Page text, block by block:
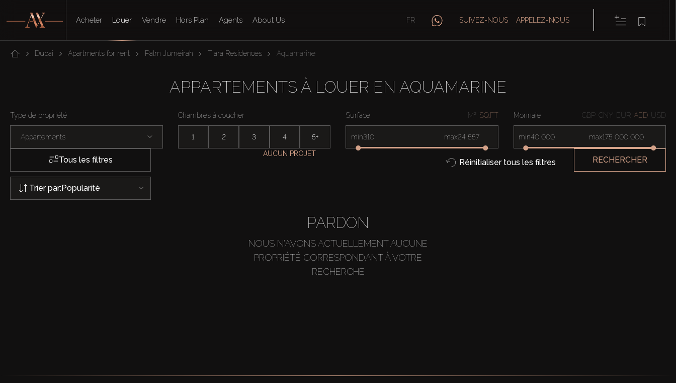
Acheter Louer Vendre Hors Plan Agents About Us FR SUIVEZ-NOUS APPELEZ-NOUS
Dubai Apartments for rent Palm Jumeirah Tiara Residences Aquamarine
APPARTEMENTS À LOUER EN AQUAMARINE
Type de propriété
Appartements
Chambres à coucher
1 2 3 4 5+
Surface M² SQ.FT
min max
Monnaie GBP CNY EUR AED USD
min max
Tous les filtres
AUCUN PROJET
Réinitialiser tous les filtres RECHERCHER
Trier par:Popularité
PARDON
NOUS N'AVONS ACTUELLEMENT AUCUNE
PROPRIÉTÉ CORRESPONDANT À VOTRE
RECHERCHE